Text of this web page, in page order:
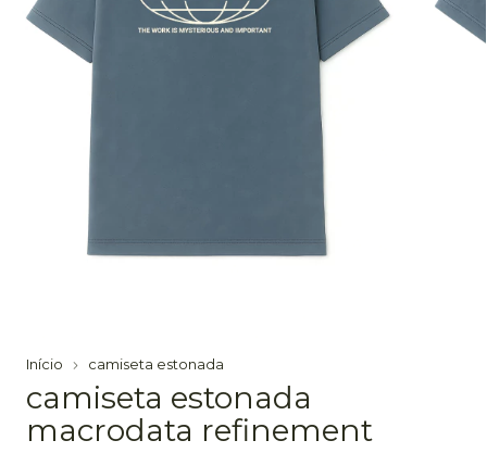
Início camiseta estonada
camiseta estonada
macrodata refinement